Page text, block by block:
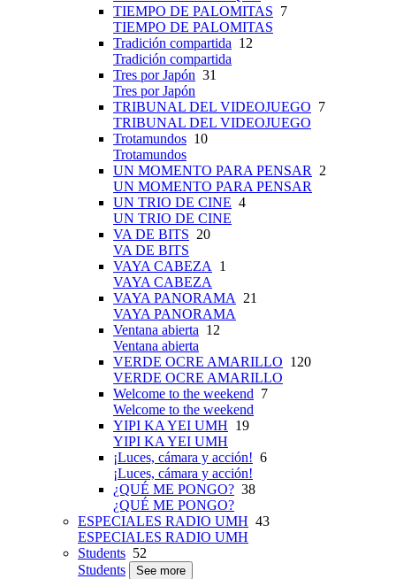
TIEMPO DE PALOMITAS 7
TIEMPO DE PALOMITAS
Tradición compartida 12
Tradición compartida
Tres por Japón 31
Tres por Japón
TRIBUNAL DEL VIDEOJUEGO 7
TRIBUNAL DEL VIDEOJUEGO
Trotamundos 10
Trotamundos
UN MOMENTO PARA PENSAR
2
UN MOMENTO PARA PENSAR
UN TRIO DE CINE 4
UN TRIO DE CINE
VA DE BITS 20
VA DE BITS
VAYA CABEZA
1
VAYA CABEZA
VAYA PANORAMA
21
VAYA PANORAMA
Ventana abierta 12
Ventana abierta
VERDE OCRE AMARILLO 120
VERDE OCRE AMARILLO
Welcome to the weekend 7
Welcome to the weekend
YIPI KA YEI UMH 19
YIPI KA YEI UMH
¡Luces, cámara y acción! 6
¡Luces, cámara y acción!
¿QUÉ ME PONGO? 38
¿QUÉ ME PONGO?
ESPECIALES RADIO UMH 43
ESPECIALES RADIO UMH
Students 52
Students
See more